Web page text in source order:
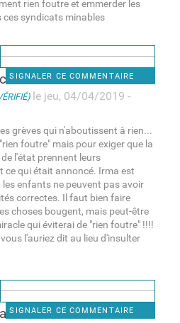
rien foutre et emmerder les
ces syndicats minables
SIGNALER CE COMMENTAIRE
les
le jeu, 04/04/2019 -
grèves qui n'aboutissent à rien...
foutre" mais pour exiger que la
l'état prennent leurs
ce qui était annoncé. Irma est
enfants ne peuvent pas avoir
correctes. Il faut bien faire
choses bougent, mais peut-être
qui éviterai de "rien foutre" !!!!
l'auriez dit au lieu d'insulter
SIGNALER CE COMMENTAIRE
avec